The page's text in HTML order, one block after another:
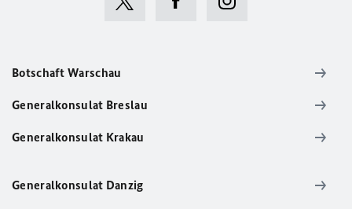
Botschaft Warschau
Generalkonsulat Breslau
Generalkonsulat Krakau
Generalkonsulat Danzig